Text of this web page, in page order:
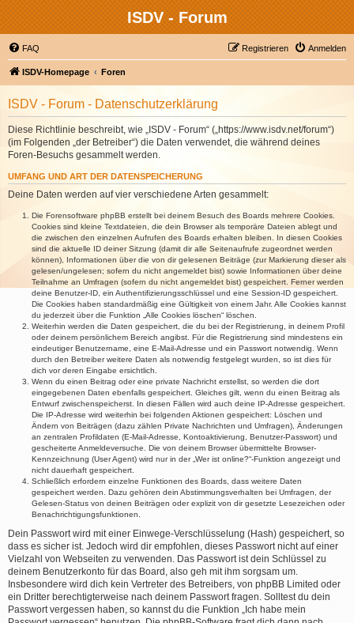
ISDV - Forum
FAQ Anmelden
Registrieren
ISDV-Homepage Foren
ISDV - Forum - Datenschutzerklärung
Diese Richtlinie beschreibt, wie „ISDV - Forum“ („https://www.isdv.net/forum“)
(im Folgenden „der Betreiber“) die Daten verwendet, die während deines
Foren-Besuchs gesammelt werden.
UMFANG UND ART DER DATENSPEICHERUNG
Deine Daten werden auf vier verschiedene Arten gesammelt:
Die Forensoftware phpBB erstellt bei deinem Besuch des Boards mehrere Cookies.
Cookies sind kleine Textdateien, die dein Browser als temporäre Dateien ablegt und
die zwischen den einzelnen Aufrufen des Boards erhalten bleiben. In diesen Cookies
sind die aktuelle ID deiner Sitzung (damit dir alle Seitenaufrufe zugeordnet werden
können), Informationen über die von dir gelesenen Beiträge (zur Markierung dieser als
gelesen/ungelesen; sofern du nicht angemeldet bist) sowie Informationen über deine
Teilnahme an Umfragen (sofern du nicht angemeldet bist) gespeichert. Ferner werden
deine Benutzer-ID, ein Authentifizierungsschlüssel und eine Session-ID gespeichert.
Die Cookies haben standardmäßig eine Gültigkeit von einem Jahr. Alle Cookies kannst
du jederzeit über die Funktion „Alle Cookies löschen“ löschen.
Weiterhin werden die Daten gespeichert, die du bei der Registrierung, in deinem Profil
oder deinem persönlichem Bereich angibst. Für die Registrierung sind mindestens ein
eindeutiger Benutzername, eine E-Mail-Adresse und ein Passwort notwendig. Wenn
durch den Betreiber weitere Daten als notwendig festgelegt wurden, so ist dies für
dich vor deren Eingabe ersichtlich.
Wenn du einen Beitrag oder eine private Nachricht erstellst, so werden die dort
eingegebenen Daten ebenfalls gespeichert. Gleiches gilt, wenn du einen Beitrag als
Entwurf zwischenspeicherst. In diesen Fällen wird auch deine IP-Adresse gespeichert.
Die IP-Adresse wird weiterhin bei folgenden Aktionen gespeichert: Löschen und
Ändern von Beiträgen (dazu zählen Private Nachrichten und Umfragen), Änderungen
an zentralen Profildaten (E-Mail-Adresse, Kontoaktivierung, Benutzer-Passwort) und
gescheiterte Anmeldeversuche. Die von deinem Browser übermittelte Browser-
Kennzeichnung (User Agent) wird nur in der „Wer ist online?“-Funktion angezeigt und
nicht dauerhaft gespeichert.
Schließlich erfordern einzelne Funktionen des Boards, dass weitere Daten
gespeichert werden. Dazu gehören dein Abstimmungsverhalten bei Umfragen, der
Gelesen-Status von deinen Beiträgen oder explizit von dir gesetzte Lesezeichen oder
Benachrichtigungsfunktionen.
Dein Passwort wird mit einer Einwege-Verschlüsselung (Hash) gespeichert, so
dass es sicher ist. Jedoch wird dir empfohlen, dieses Passwort nicht auf einer
Vielzahl von Webseiten zu verwenden. Das Passwort ist dein Schlüssel zu
deinem Benutzerkonto für das Board, also geh mit ihm sorgsam um.
Insbesondere wird dich kein Vertreter des Betreibers, von phpBB Limited oder
ein Dritter berechtigterweise nach deinem Passwort fragen. Solltest du dein
Passwort vergessen haben, so kannst du die Funktion „Ich habe mein